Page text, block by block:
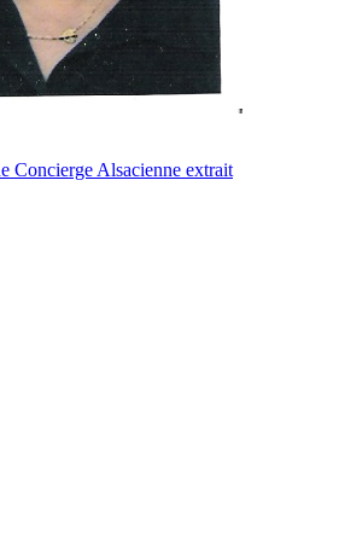
Concierge Alsacienne extrait